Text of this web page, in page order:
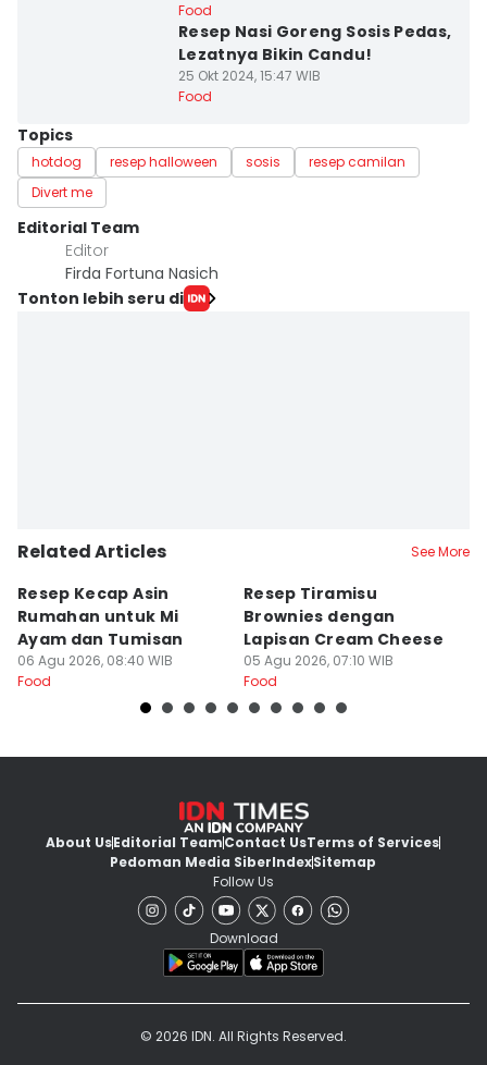
Food
Resep Nasi Goreng Sosis Pedas,
Lezatnya Bikin Candu!
25 Okt 2024, 15:47 WIB
Food
Topics
hotdog resep halloween sosis
resep camilan
Divert me
Editorial Team
Editor
Firda Fortuna Nasich
Tonton lebih seru di
Related Articles See More
Resep Kecap Asin
Rumahan untuk Mi
Ayam dan Tumisan
06 Agu 2026, 08:40 WIB
Food
Resep Tiramisu
Brownies dengan
Lapisan Cream Cheese
05 Agu 2026, 07:10 WIB
Food
About UsEditorial TeamContact UsTerms of Services
Pedoman Media SiberIndexSitemap
Follow Us
Download
© 2026 IDN. All Rights Reserved.